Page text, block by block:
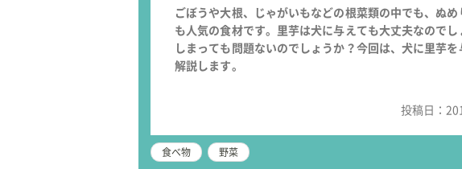
ごぼうや大根、じゃがいもなどの根菜類の中でも、ぬ
も人気の食材です。里芋は犬に与えても大丈夫なので
しまっても問題ないのでしょうか？今回は、犬に里芋
解説します。
投稿日：
食べ物 野菜